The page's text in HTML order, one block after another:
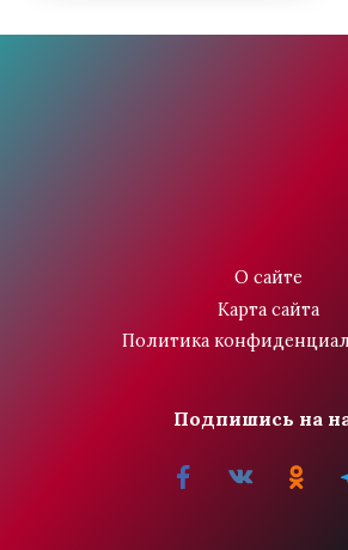
О сайте
Карта сайта
Политика
Подпишись на